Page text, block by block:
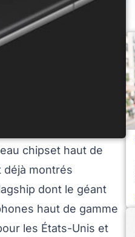
chipset haut de
déjà montrés
dont le géant
haut de gamme
les États-Unis et